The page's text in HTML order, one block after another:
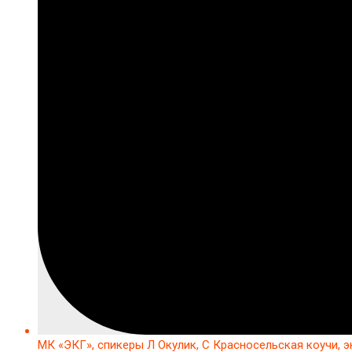
МК «ЭКГ», спикеры Л Окулик, С Красносельская коучи,